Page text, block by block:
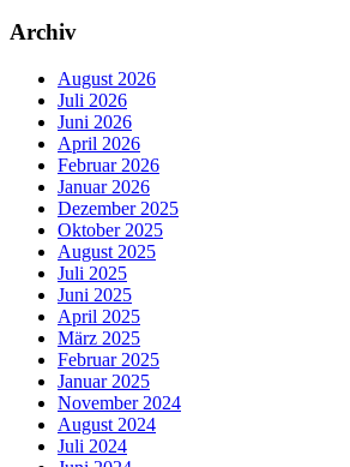
Archiv
August 2026
Juli 2026
Juni 2026
April 2026
Februar 2026
Januar 2026
Dezember 2025
Oktober 2025
August 2025
Juli 2025
Juni 2025
April 2025
März 2025
Februar 2025
Januar 2025
November 2024
August 2024
Juli 2024